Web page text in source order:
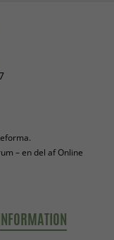
– en del af Online